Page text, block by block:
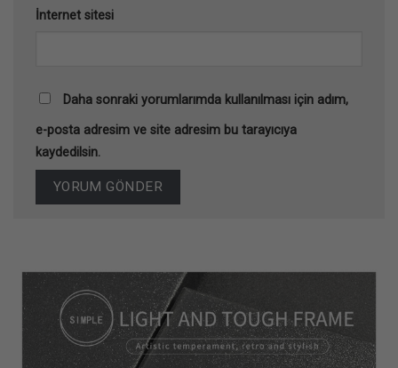
İnternet sitesi
Daha sonraki yorumlarımda kullanılması için adım,
e-posta adresim ve site adresim bu tarayıcıya
kaydedilsin.